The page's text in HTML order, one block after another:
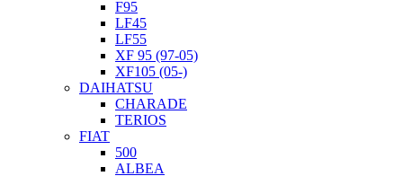
F95
LF45
LF55
XF 95 (97-05)
XF105 (05-)
DAIHATSU
CHARADE
TERIOS
FIAT
500
ALBEA